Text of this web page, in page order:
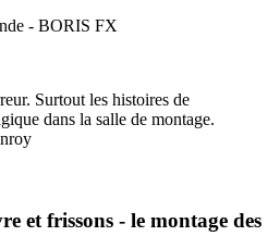
- BORIS FX
Surtout les histoires de
dans la salle de montage.
et frissons - le montage des